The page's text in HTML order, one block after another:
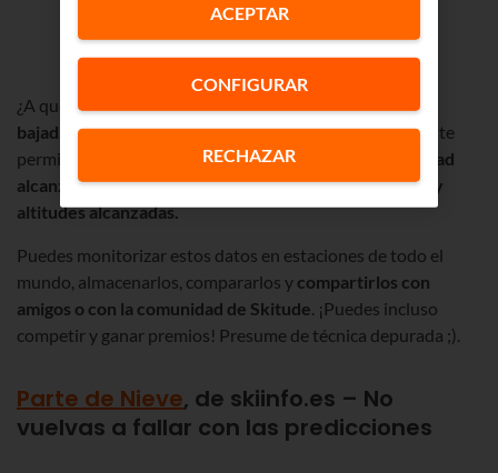
¿A qué esquiador no le gusta conocer los
datos de sus
bajadas
? ¡E intentar mejorarlos al día siguiente! Skitude te
permite, entre otras cosas, conocer datos sobre
velocidad
alcanzada, tiempos, desniveles, distancias recorridas y
altitudes alcanzadas.
Puedes monitorizar estos datos en estaciones de todo el
mundo, almacenarlos, compararlos y compartirlos con
amigos o con la comunidad de Skitude . ¡Puedes incluso
competir y ganar premios! Presume de técnica depurada ;).
Parte de Nieve, de skiinfo.es – No
vuelvas a fallar con las predicciones
CONFIGURAR
RECHAZAR
ACEPTAR